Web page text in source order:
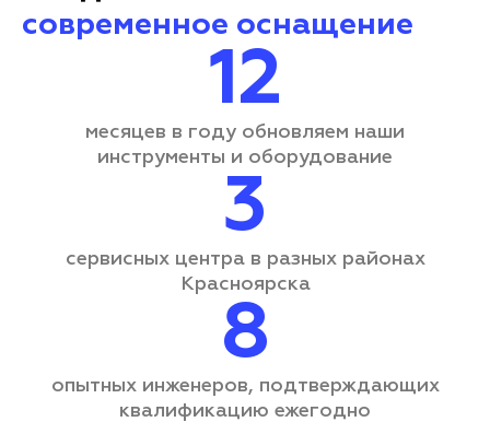
современное оснащение
12
месяцев в году обновляем наши
инструменты и оборудование
3
сервисных центра в разных районах
Красноярска
8
опытных инженеров, подтверждающих
квалификацию ежегодно